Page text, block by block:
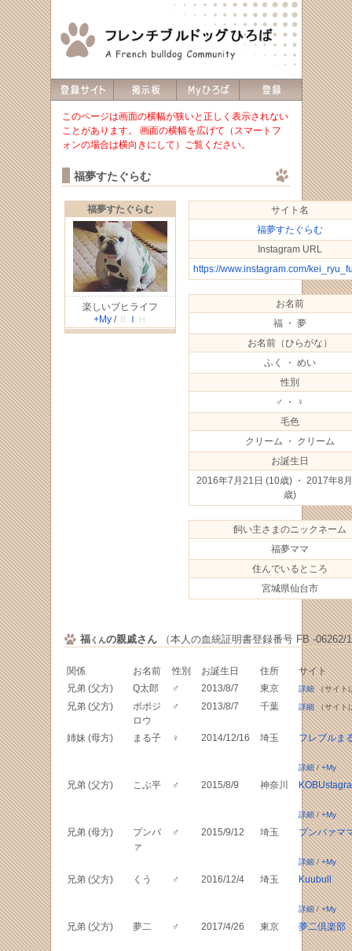
このページは画面の横幅が狭いと正しく表示されない
ことがあります。 画面の横幅を広げて（スマートフ
ォンの場合は横向きにして）ご覧ください。
福夢すたぐらむ
福夢すたぐらむ
楽しいブヒライフ
+My/ Ｂ Ｉ Ｈ
サイト名
福夢すたぐらむ
Instagram URL
https://www.instagram.com/
お名前
福 ・ 夢
お名前（ひらがな）
ふく ・ めい
性別
♂ ・ ♀
毛色
クリーム ・ クリーム
お誕生日
2016年7月21日 (10歳) ・ 2017年8
歳)
飼い主さまのニックネーム
福夢ママ
住んでいるところ
宮城県仙台市
福くんの親戚さん（本人の血統証明書登録番号 FB -06262/
関係 お名前 性別 お誕生日 住所
サイト
兄弟 (父方)
Q太郎 ♂ 2013/8/7 東京 詳細（サイト
兄弟 (父方)
ポポジ
ロウ
♂ 2013/8/7 千葉 詳細（サイト
姉妹 (母方) まる子 ♀ 2014/12/16 埼玉 フレブルま
詳細/+My
兄弟 (父方) こぶ平 ♂ 2015/8/9 神奈川
詳細/+My
兄弟 (母方)
プンバ
ァ
♂ 2015/9/12 埼玉 プンバァマ
詳細/+My
兄弟 (父方) くう ♂ 2016/12/4 埼玉 Kuubull
詳細/+My
兄弟 (父方) 夢二 ♂ 2017/4/26 東京 夢二倶楽部